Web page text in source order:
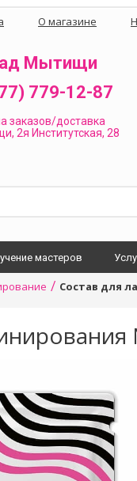
О магазине
Мытищи
779-12-87
заказов/доставка
2я Институтская, 28
мастеров
/ Состав для